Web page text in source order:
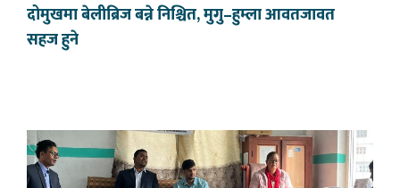
दोमुखमा बेलीब्रिज बन्ने निश्चित, मुगु–हुम्ला आवतजावत
सहज हुने